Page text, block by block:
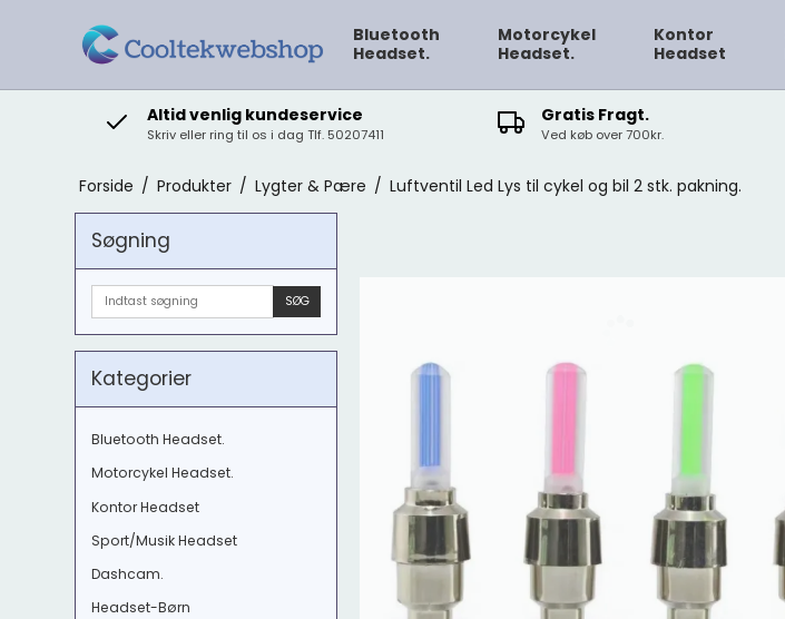
Bluetooth
Headset.
Motorcykel
Headset.
Kontor
Headset
Altid venlig kundeservice
Skriv eller ring til os i dag Tlf. 50207411
Gratis Fragt.
Ved køb over 700kr.
Forside / Produkter / Lygter & Pære / Luftventil Led Lys til cykel og bil 2 stk. pakning.
Søgning
SØG
Kategorier
Bluetooth Headset.
Motorcykel Headset.
Kontor Headset
Sport/Musik Headset
Dashcam.
Headset-Børn